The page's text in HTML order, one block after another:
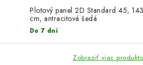
Plotový panel 2D Standard 45,
cm, antracitová šedá
Do 7 dní
Zobraziť viac